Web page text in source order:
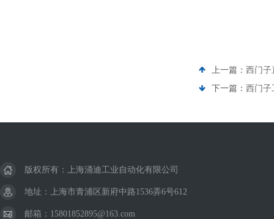
上一篇： 西门子
下一篇： 西门子
版权所有：上海涌迪工业自动化有限公司
地址：上海市青浦区新府中路1536弄6号612
邮箱：15801852895@163.com